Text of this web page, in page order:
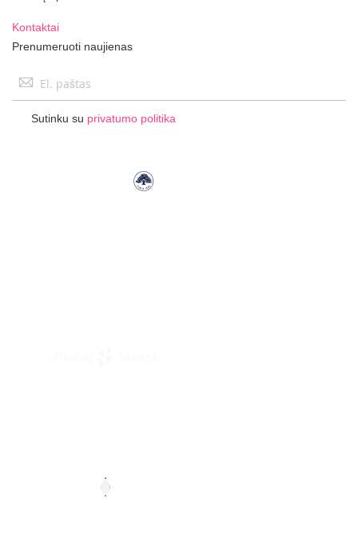
Kontaktai
Prenumeruoti naujienas
Užsisakykite
naujienlaiškį:
Sutinku su privatumo politika